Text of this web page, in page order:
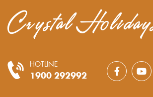
HOTLINE
1900 292992